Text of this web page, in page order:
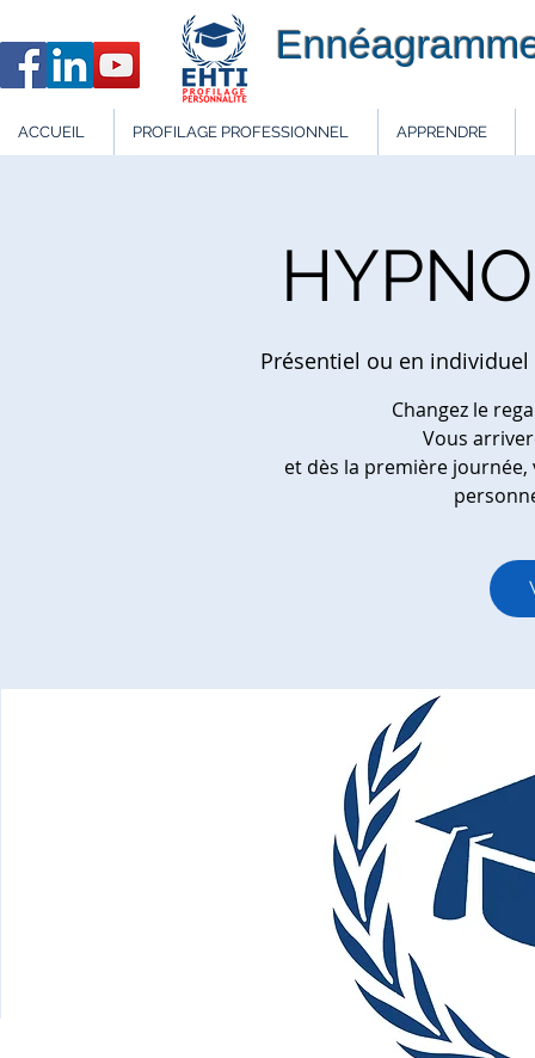
ACCUEIL PROFILAGE PROFESSIONNEL APPRENDRE
Présentiel ou en individuel
Changez le
Vous
et dès la première